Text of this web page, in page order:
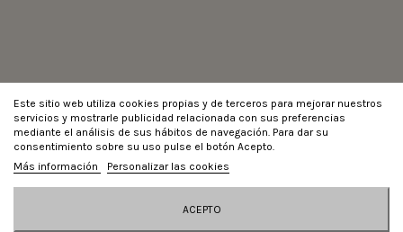
Este sitio web utiliza cookies propias y de terceros para mejorar nuestros
servicios y mostrarle publicidad relacionada con sus preferencias
mediante el análisis de sus hábitos de navegación. Para dar su
consentimiento sobre su uso pulse el botón Acepto.
Más información
Personalizar las cookies
ACEPTO